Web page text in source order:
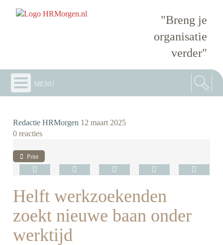
"Breng je
organisatie
verder"
menu
Redactie HRMorgen 12 maart 2025
0 reacties
Print
Helft werkzoekenden
zoekt nieuwe baan onder
werktijd